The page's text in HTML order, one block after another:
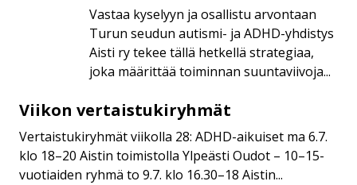
näkemyksiäsi
kokemuksiasi
tueksi
Vastaa kyselyyn ja osallistu arvontaan
Turun seudun autismi- ja ADHD-yhdistys
Aisti ry tekee tällä hetkellä strategiaa,
joka määrittää toiminnan suuntaviivoja...
Viikon
vertaistukiryhmät
Viikon vertaistukiryhmät
Vertaistukiryhmät viikolla 28: ADHD-aikuiset ma 6.7.
klo 18–20 Aistin toimistolla Ylpeästi Oudot – 10–15-
vuotiaiden ryhmä to 9.7. klo 16.30–18 Aistin...